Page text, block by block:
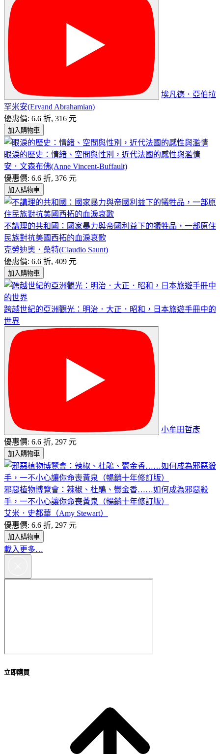
埃凡德．亞伯拉
罕米安(Ervand Abrahamian)
優惠價: 6.6 折, 316 元
加入購物車
眼淚的歷史：情緒、空間與性別，近代法國的感性與濫情
安．文森布佛(Anne Vincent-Buffault)
優惠價: 6.6 折, 376 元
加入購物車
不講理的共和國：國家暴力與帝國利益下的犧牲品，一部原住
民族對抗美國西拓的血淚哀歌
克勞迪奧．桑特(Claudio Saunt)
優惠價: 6.6 折, 409 元
加入購物車
跨越世紀的亞洲觀光：明治．大正．昭和，日本旅遊手冊中的
世界
小牟田哲彥
優惠價: 6.6 折, 297 元
加入購物車
邪惡植物博覽會：辣椒、杜鵑、鬱金香……如何成為邪惡殺
手，一不小心讓你命喪黃泉（暢銷十年修訂版）
艾米．史都華（Amy Stewart）
優惠價: 6.6 折, 297 元
加入購物車
載入更多…
立即購買